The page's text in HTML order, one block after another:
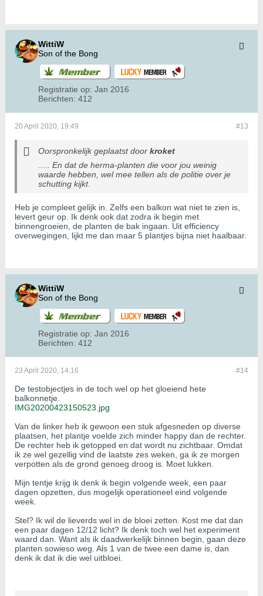
WittiW
Son of the Bong
Registratie op: Jan 2016
Berichten: 412
#13
20 April 2020, 19:49
Oorspronkelijk geplaatst door kroket
..... En dat de herma-planten die voor jou weinig
waarde hebben, wel mee tellen als de politie over je
schutting kijkt.
Heb je compleet gelijk in. Zelfs een balkon wat niet te zien is,
levert geur op. Ik denk ook dat zodra ik begin met
binnengroeien, de planten de bak ingaan. Uit efficiency
overwegingen, lijkt me dan maar 5 plantjes bijna niet haalbaar.
WittiW
Son of the Bong
Registratie op: Jan 2016
Berichten: 412
#14
23 April 2020, 14:16
De testobjectjes in de toch wel op het gloeiend hete
balkonnetje.
IMG20200423150523.jpg
Van de linker heb ik gewoon een stuk afgesneden op diverse
plaatsen, het plantje voelde zich minder happy dan de rechter.
De rechter heb ik getopped en dat wordt nu zichtbaar. Omdat
ik ze wel gezellig vind de laatste zes weken, ga ik ze morgen
verpotten als de grond genoeg droog is. Moet lukken.
Mijn tentje krijg ik denk ik begin volgende week, een paar
dagen opzetten, dus mogelijk operationeel eind volgende
week.
Stel? Ik wil de lieverds wel in de bloei zetten. Kost me dat dan
een paar dagen 12/12 licht? Ik denk toch wel het experiment
waard dan. Want als ik daadwerkelijk binnen begin, gaan deze
planten sowieso weg. Als 1 van de twee een dame is, dan
denk ik dat ik die wel uitbloei.